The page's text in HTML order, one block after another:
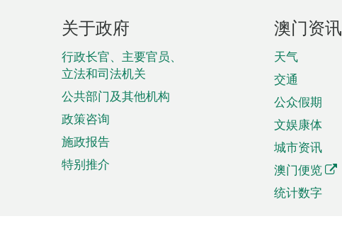
页
脚
菜
单
关于政府
行政长官、主要官员、
立法和司法机关
公共部门及其他机构
政策咨询
施政报告
特别推介
澳门资讯
天气
交通
公众假期
文娱康体
城市资讯
澳门便览
统计数字